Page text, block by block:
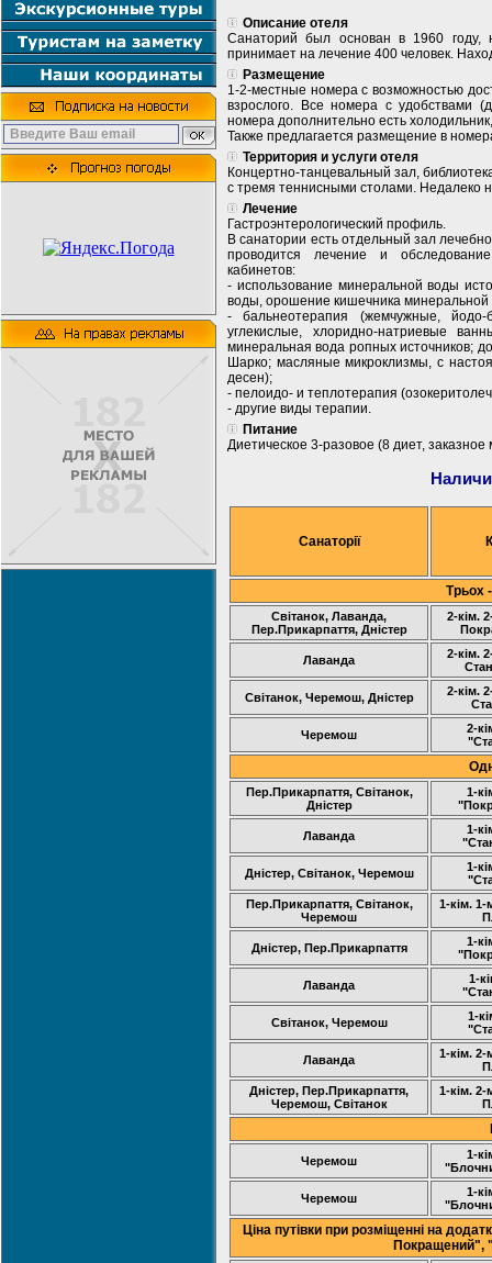
Описание отеля
Санаторий был основан в 1960 году,
принимает на лечение 400 человек.
Размещение
1-2-местные номера с возможностью
взрослого. Все номера с удобствами
номера дополнительно есть
Также предлагается размещение в
Территория и услуги отеля
Концертно-танцевальный зал,
с тремя теннисными столами. Недалеко
Лечение
Гастроэнтерологический профиль.
В санатории есть отдельный зал
проводится лечение и
кабинетов:
- использование минеральной воды
воды, орошение кишечника
- бальнеотерапия (жемчужные,
углекислые, хлоридно-натриевые
минеральная вода ропных источников;
Шарко; масляные микроклизмы, с
десен);
- пелоидо- и теплотерапия
- другие виды терапии.
Питание
Диетическое 3-разовое (8 диет,
Санаторії
Трьох
Світанок, Лаванда,
Пер.Прикарпаття, Дністер
2-кім.
Лаванда
2-кім.
Світанок, Черемош, Дністер
2-кім.
Черемош
2-
Пер.Прикарпаття, Світанок,
Дністер
1-
Лаванда
1-
Дністер, Світанок, Черемош
1-
Пер.Прикарпаття, Світанок,
Черемош
1-кім.
Дністер, Пер.Прикарпаття
1-
Лаванда
1-
Світанок, Черемош
1-
Лаванда
1-кім.
Дністер, Пер.Прикарпаття,
Черемош, Світанок
1-кім.
Черемош
1-
Черемош
1-
Ціна путівки при розміщенні на
Покращений",